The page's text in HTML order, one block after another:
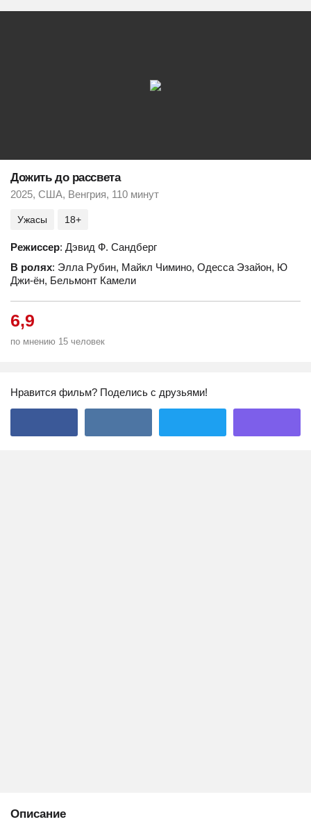
Дожить до рассвета
2025, США, Венгрия, 110 минут
Ужасы 18+
Режиссер: Дэвид Ф. Сандберг
В ролях: Элла Рубин, Майкл Чимино, Одесса Эзайон, Ю
Джи-ён, Бельмонт Камели
6,9
по мнению 15 человек
Нравится фильм? Поделись с друзьями!
Описание